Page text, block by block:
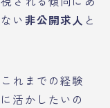
い非公開求人 と
れまでの経験
活かしたいの